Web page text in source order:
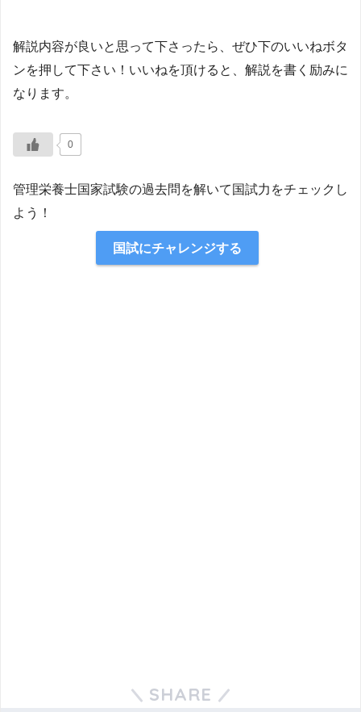
解説内容が良いと思って下さったら、ぜひ下のいいねボタ
ンを押して下さい！いいねを頂けると、解説を書く励みに
なります。
0
管理栄養士国家試験の過去問を解いて国試力をチェックし
よう！
国試にチャレンジする
SHARE